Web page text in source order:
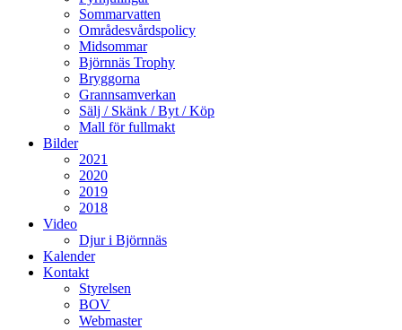
Sommarvatten
Områdesvårdspolicy
Midsommar
Björnnäs Trophy
Bryggorna
Grannsamverkan
Sälj / Skänk / Byt / Köp
Mall för fullmakt
Bilder
2021
2020
2019
2018
Video
Djur i Björnnäs
Kalender
Kontakt
Styrelsen
BOV
Webmaster